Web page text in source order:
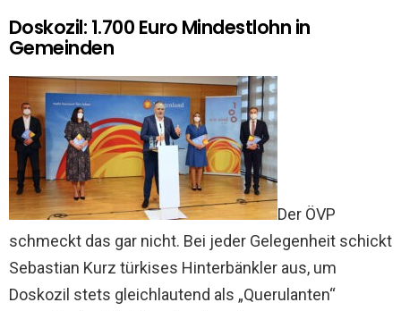
Doskozil: 1.700 Euro Mindestlohn in
Gemeinden
Der ÖVP
schmeckt das gar nicht. Bei jeder Gelegenheit schickt
Sebastian Kurz türkises Hinterbänkler aus, um
Doskozil stets gleichlautend als „Querulanten“